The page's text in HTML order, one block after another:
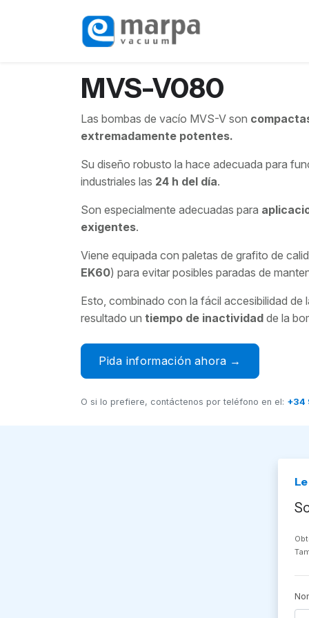
MVS-V080
Las bombas de vacío MVS-V son
extremadamente potentes.
Su diseño robusto la hace adecuada para
industriales las 24 h del día.
Son especialmente adecuadas para
exigentes.
Viene equipada con paletas de grafito de
EK60) para evitar posibles paradas de
Esto, combinado con la fácil accesibilidad de
resultado un tiempo de inactividad de la
Pida información ahora →
O si lo prefiere, contáctenos por teléfono en el: +34